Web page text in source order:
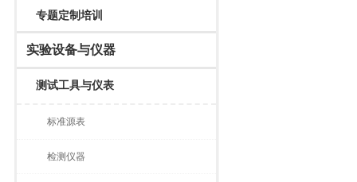
专题定制培训
实验设备与仪器
测试工具与仪表
标准源表
检测仪器